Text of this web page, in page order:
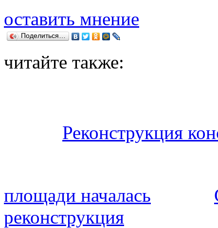
оставить мнение
Поделиться…
читайте также:
Реконструкция
площади началась
реконструкция